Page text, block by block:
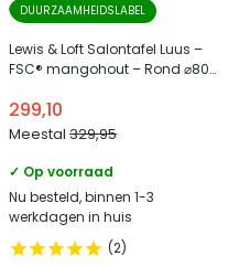
DUURZAAMHEIDSLABEL
Lewis & Loft Salontafel Luus –
FSC® mangohout – Rond ⌀80–
299,10
Meestal 329,95
✓ Op voorraad
Nu besteld, binnen 1-3
werkdagen in huis
2